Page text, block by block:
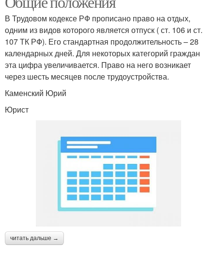
В Трудовом кодексе РФ прописано право на отдых,
одним из видов которого является отпуск ( ст. 106 и ст.
107 ТК РФ). Его стандартная продолжительность – 28
календарных дней. Для некоторых категорий граждан
эта цифра увеличивается. Право на него возникает
через шесть месяцев после трудоустройства.
Каменский Юрий
Юрист
читать дальше →